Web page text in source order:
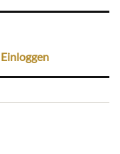
Einloggen